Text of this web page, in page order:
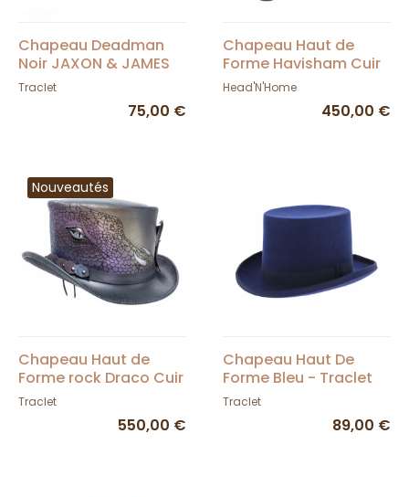
Chapeau Deadman
Noir JAXON & JAMES
Traclet
75,00 €
Chapeau Haut de
Forme Havisham Cuir
Noir calèche - Head'n
Head'N'Home
450,00 €
Nouveautés
Chapeau Haut de
Forme rock Draco Cuir
Noir - Head'n Home
Traclet
550,00 €
Chapeau Haut De
Forme Bleu - Traclet
Traclet
89,00 €